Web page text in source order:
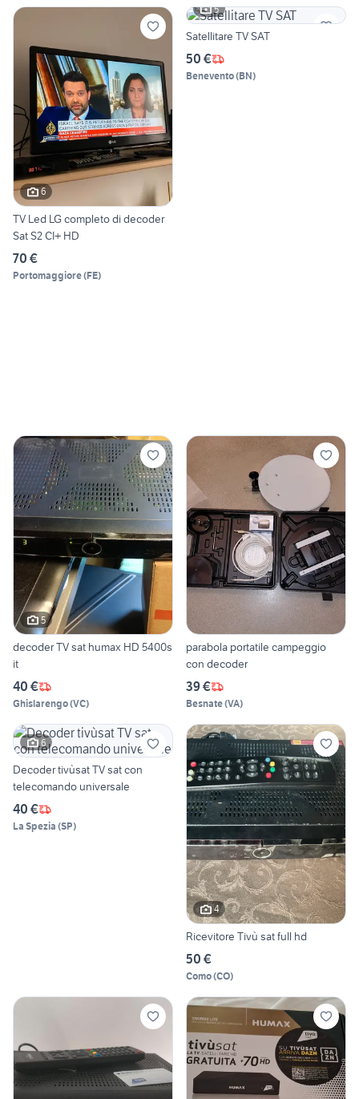
6
TV Led LG completo di decoder
Sat S2 CI+ HD
70 €
Portomaggiore(FE)
5
Satellitare TV SAT
50 €
Benevento(BN)
5
decoder TV sat humax HD 5400s
it
40 €
Ghislarengo(VC)
parabola portatile campeggio
con decoder
39 €
Besnate(VA)
6
Decoder tivùsat TV sat con
telecomando universale
40 €
La Spezia (SP)
4
Ricevitore Tivù sat full hd
50 €
Como(CO)